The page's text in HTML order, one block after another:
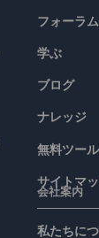
フォーラム
学ぶ
ブログ
ナレッジ
無料ツール
サイトマ
会社案内
私たちに